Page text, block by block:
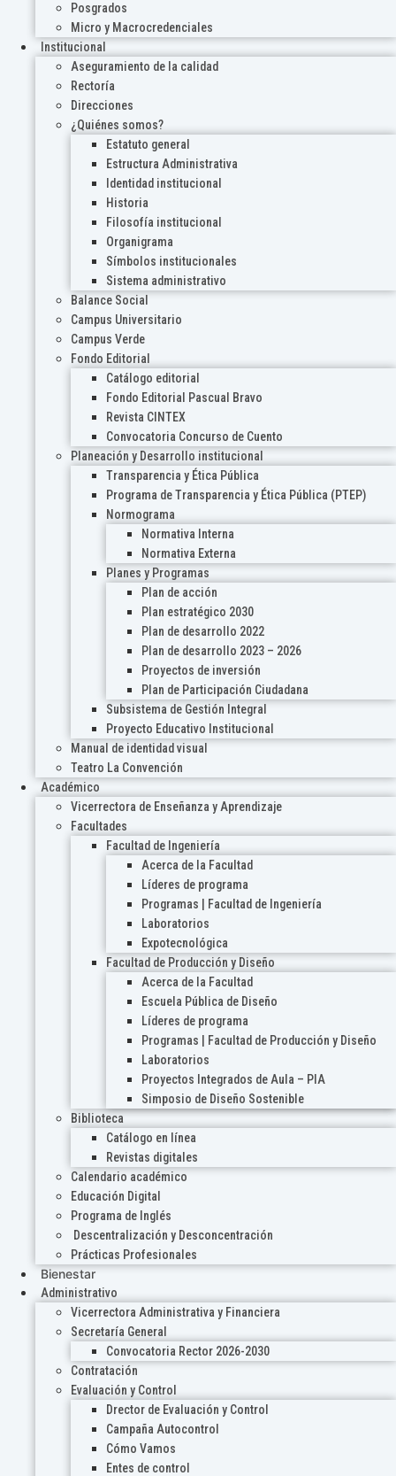
Posgrados
Micro y Macrocredenciales
Institucional
Aseguramiento de la calidad
Rectoría
Direcciones
¿Quiénes somos?
Estatuto general
Estructura Administrativa
Identidad institucional
Historia
Filosofía institucional
Organigrama
Símbolos institucionales
Sistema administrativo
Balance Social
Campus Universitario
Campus Verde
Fondo Editorial
Catálogo editorial
Fondo Editorial Pascual Bravo
Revista CINTEX
Convocatoria Concurso de Cuento
Planeación y Desarrollo institucional
Transparencia y Ética Pública
Programa de Transparencia y Ética Pública (PTEP)
Normograma
Normativa Interna
Normativa Externa
Planes y Programas
Plan de acción
Plan estratégico 2030
Plan de desarrollo 2022
Plan de desarrollo 2023 – 2026
Proyectos de inversión
Plan de Participación Ciudadana
Subsistema de Gestión Integral
Proyecto Educativo Institucional
Manual de identidad visual
Teatro La Convención
Académico
Vicerrectora de Enseñanza y Aprendizaje
Facultades
Facultad de Ingeniería
Acerca de la Facultad
Líderes de programa
Programas | Facultad de Ingeniería
Laboratorios
Expotecnológica
Facultad de Producción y Diseño
Acerca de la Facultad
Escuela Pública de Diseño
Líderes de programa
Programas | Facultad de Producción y Diseño
Laboratorios
Proyectos Integrados de Aula – PIA
Simposio de Diseño Sostenible
Biblioteca
Catálogo en línea
Revistas digitales
Calendario académico
Educación Digital
Programa de Inglés
Descentralización y Desconcentración
Prácticas Profesionales
Bienestar
Administrativo
Vicerrectora Administrativa y Financiera
Secretaría General
Convocatoria Rector 2026-2030
Contratación
Evaluación y Control
Drector de Evaluación y Control
Campaña Autocontrol
Cómo Vamos
Entes de control